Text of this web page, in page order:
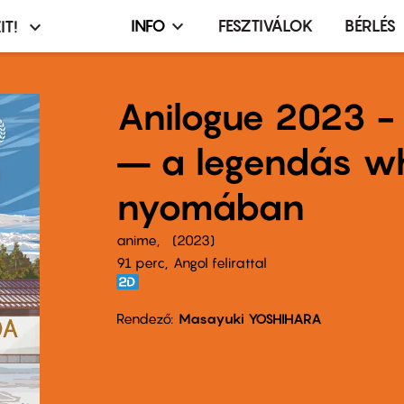
Infó,
terembérlés
menü
INFO FESZTIVÁLOK BÉRLÉS
Anilogue 2023 -
– a legendás
nyomában
anime
2023
91 perc,
Angol felirattal
Rendező Masayuki YOSHIHARA